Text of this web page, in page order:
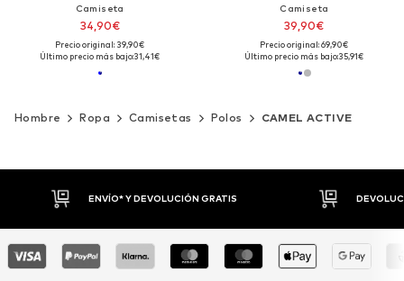
Camiseta
34,90€
Precio original: 39,90€
Último precio más bajo:31,41€
Camiseta
39,90€
Precio original: 69,90€
Último precio más bajo:35,91€
Hombre Ropa Camisetas Polos CAMEL ACTIVE
DEVOLUCIONES HASTA 30 DÍAS